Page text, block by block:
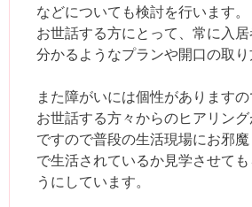
などについても検討を行います。
お世話する方にとって、常に入
分かるようなプランや開口の取り
また障がいには個性があります
お世話する方々からのヒアリング
ですので普段の生活現場にお邪
で生活されているか見学させて
うにしています。